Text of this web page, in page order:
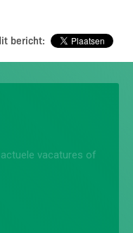
bericht:
vacatures of